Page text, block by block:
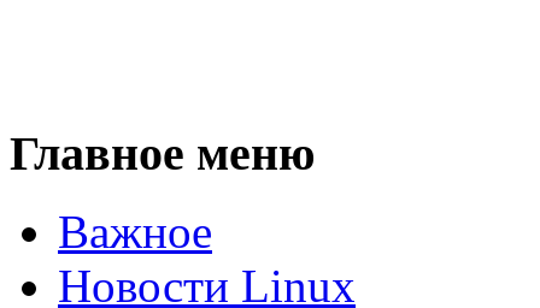
Главное меню
Важное
Новости Linux